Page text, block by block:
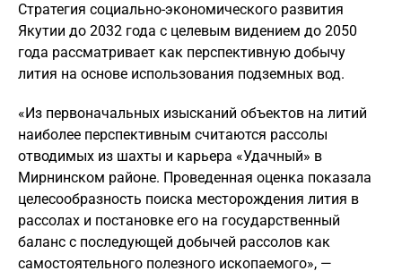
Стратегия социально-экономического развития
Якутии до 2032 года с целевым видением до 2050
года рассматривает как перспективную добычу
лития на основе использования подземных вод.
«Из первоначальных изысканий объектов на литий
наиболее перспективным считаются рассолы
отводимых из шахты и карьера «Удачный» в
Мирнинском районе. Проведенная оценка показала
целесообразность поиска месторождения лития в
рассолах и постановке его на государственный
баланс с последующей добычей рассолов как
самостоятельного полезного ископаемого», —